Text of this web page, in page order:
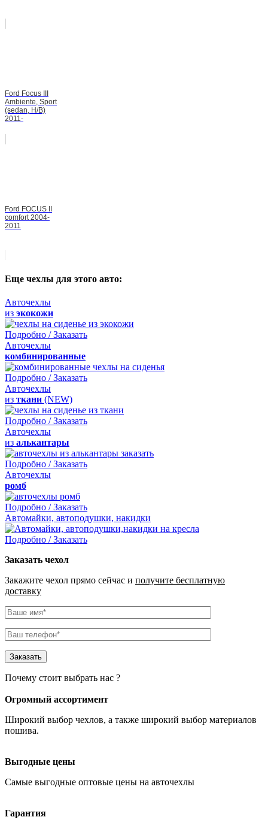
Ford Focus III
Ambiente, Sport
(sedan, H/B)
2011-
Ford FOCUS II
comfort 2004-
2011
Еще чехлы для этого авто:
Авточехлы
из экокожи
Подробно / Заказать
Авточехлы
комбинированные
Подробно / Заказать
Авточехлы
из ткани (NEW)
Подробно / Заказать
Авточехлы
из алькантары
Подробно / Заказать
Авточехлы
ромб
Подробно / Заказать
Автомайки, автоподушки, накидки
Подробно / Заказать
Заказать чехол
Закажите чехол прямо сейчас и получите бесплатную
доставку
Почему стоит выбрать нас ?
Огромный ассортимент
Широкий выбор чехлов, а также широкий выбор материалов
пошива.
Выгодные цены
Самые выгодные оптовые цены на авточехлы
Гарантия